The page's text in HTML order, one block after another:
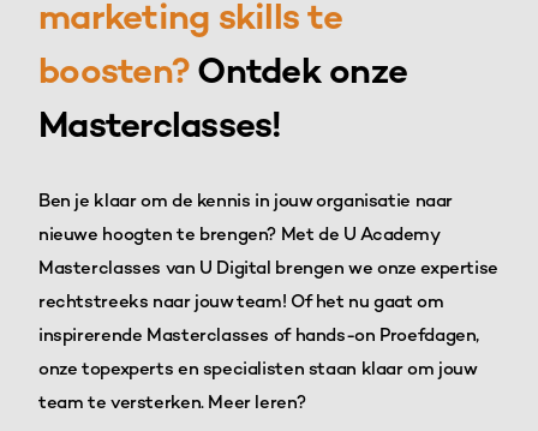
marketing skills te
boosten? Ontdek onze
Masterclasses!
Ben je klaar om de kennis in jouw organisatie naar
nieuwe hoogten te brengen? Met de U Academy
Masterclasses van U Digital brengen we onze expertise
rechtstreeks naar jouw team! Of het nu gaat om
inspirerende Masterclasses of hands-on Proefdagen,
onze topexperts en specialisten staan klaar om jouw
team te versterken. Meer leren?